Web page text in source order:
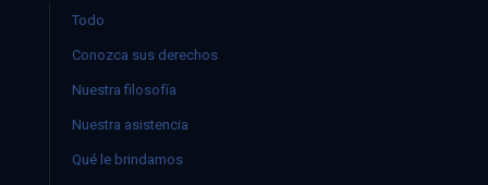
Todo
Conozca sus derechos
Nuestra filosofía
Nuestra asistencia
Qué le brindamos